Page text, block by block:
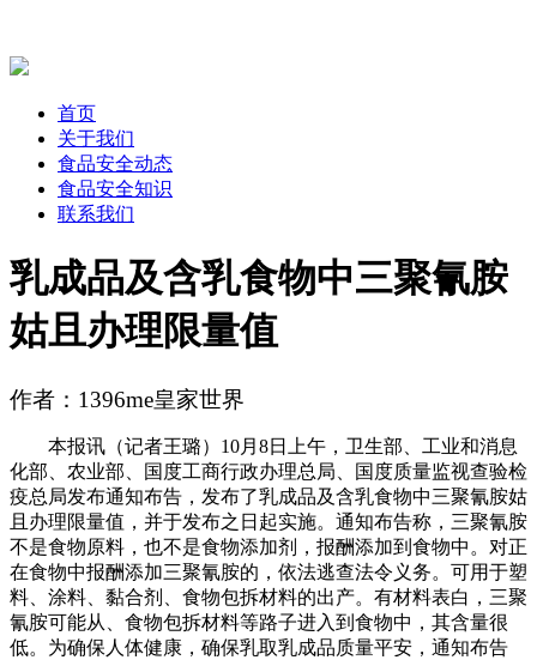
首页
关于我们
食品安全动态
食品安全知识
联系我们
乳成品及含乳食物中三聚氰胺
姑且办理限量值
作者：1396me皇家世界
本报讯（记者王璐）10月8日上午，卫生部、工业和消息
化部、农业部、国度工商行政办理总局、国度质量监视查验检
疫总局发布通知布告，发布了乳成品及含乳食物中三聚氰胺姑
且办理限量值，并于发布之日起实施。通知布告称，三聚氰胺
不是食物原料，也不是食物添加剂，报酬添加到食物中。对正
在食物中报酬添加三聚氰胺的，依法逃查法令义务。可用于塑
料、涂料、黏合剂、食物包拆材料的出产。有材料表白，三聚
氰胺可能从、食物包拆材料等路子进入到食物中，其含量很
低。为确保人体健康，确保乳取乳成品质量平安，通知布告